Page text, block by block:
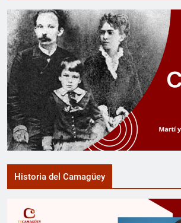
Historia del Camagüey